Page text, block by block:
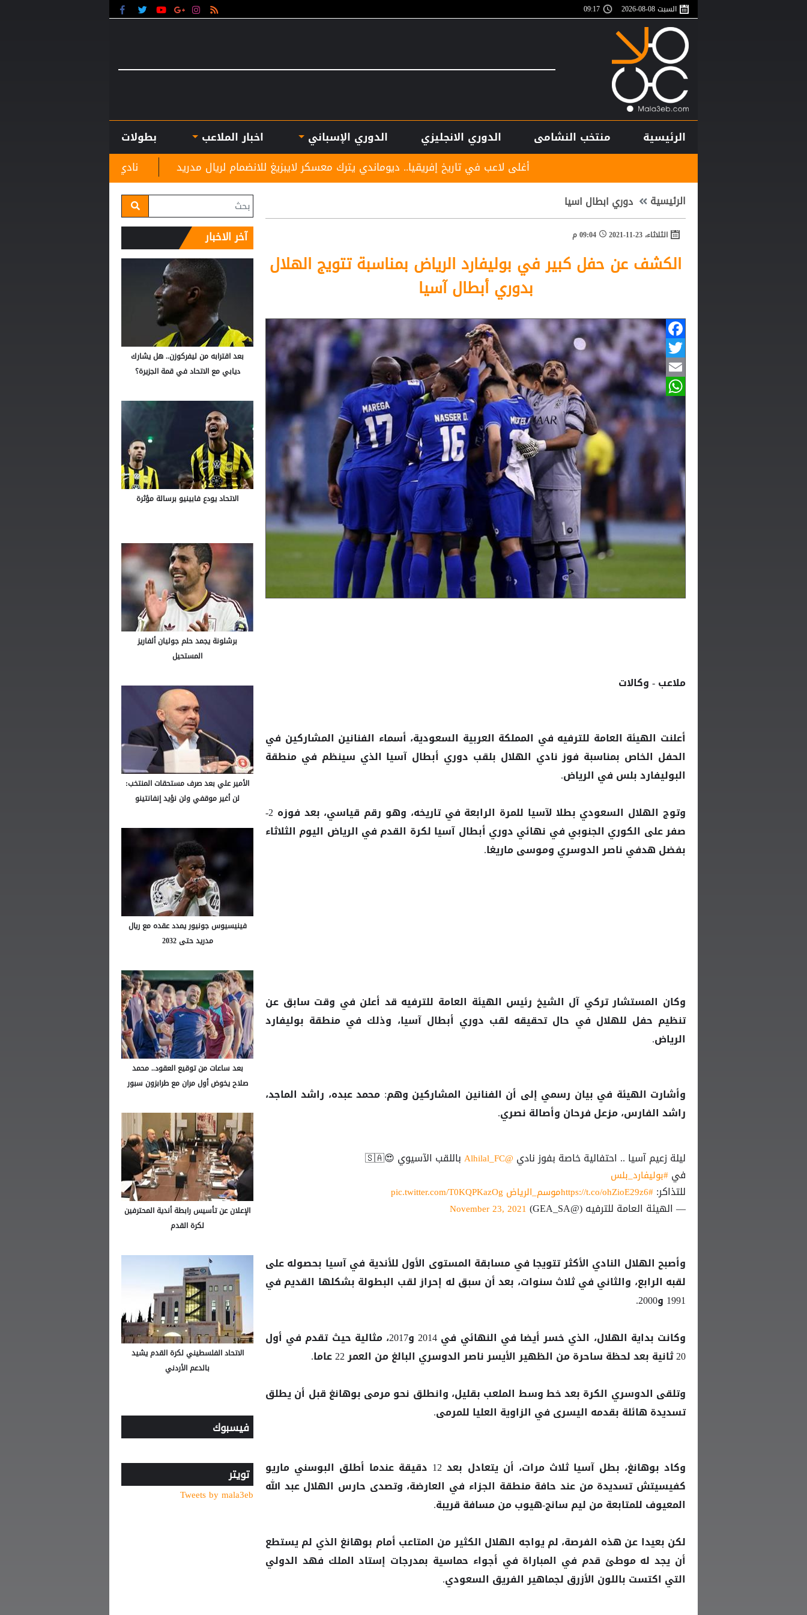
السبت 08-08-2026 09:17
الرئيسية منتخب النشامى الدوري الانجليزي الدوري الإسباني اخبار الملاعب
بطولات
نادي الرمثا يستقبل مدربه الجديد غاسانين
أغلى لاعب في تاريخ إفريقيا.. ديوماندي يترك معسكر لايبزيغ للانضمام لريال مدريد
الرئيسية دوري ابطال اسيا
الثلاثاء، 23-11-2021 09:04 م
الكشف عن حفل كبير في بوليفارد الرياض بمناسبة تتويج الهلال
بدوري أبطال آسيا
Facebook
Twitter
Email
WhatsApp
ملاعب - وكالات
أعلنت الهيئة العامة للترفيه في المملكة العربية السعودية، أسماء الفنانين المشاركين في
الحفل الخاص بمناسبة فوز نادي الهلال بلقب دوري أبطال آسيا الذي سينظم في منطقة
البوليفارد بلس في الرياض.
وتوج الهلال السعودي بطلا لآسيا للمرة الرابعة في تاريخه، وهو رقم قياسي، بعد فوزه 2-
صفر على الكوري الجنوبي في نهائي دوري أبطال آسيا لكرة القدم في الرياض اليوم الثلاثاء
بفضل هدفي ناصر الدوسري وموسى ماريغا.
وكان المستشار تركي آل الشيخ رئيس الهيئة العامة للترفيه قد أعلن في وقت سابق عن
تنظيم حفل للهلال في حال تحقيقه لقب دوري أبطال آسيا، وذلك في منطقة بوليفارد
الرياض.
وأشارت الهيئة في بيان رسمي إلى أن الفنانين المشاركين وهم: محمد عبده، راشد الماجد،
راشد الفارس، مزعل فرحان وأصالة نصري.
ليلة زعيم آسيا .. احتفالية خاصة بفوز نادي @Alhilal_FC
باللقب الآسيوي 😍🇸🇦
في #بوليفارد_بلس
للتذاكر: https://t.co/ohZioE29z6#موسم_الرياض pic.twitter.com/T0KQPKazOg
— الهيئة العامة للترفيه (@GEA_SA) November 23, 2021
وأصبح الهلال النادي الأكثر تتويجا في مسابقة المستوى الأول للأندية في آسيا بحصوله على
لقبه الرابع، والثاني في ثلاث سنوات، بعد أن سبق له إحراز لقب البطولة بشكلها القديم في
1991 و2000.
وكانت بداية الهلال، الذي خسر أيضا في النهائي في 2014 و2017، مثالية حيث تقدم في أول
20 ثانية بعد لحظة ساحرة من الظهير الأيسر ناصر الدوسري البالغ من العمر 22 عاما.
وتلقى الدوسري الكرة بعد خط وسط الملعب بقليل، وانطلق نحو مرمى بوهانغ قبل أن يطلق
تسديدة هائلة بقدمه اليسرى في الزاوية العليا للمرمى.
وكاد بوهانغ، بطل آسيا ثلاث مرات، أن يتعادل بعد 12 دقيقة عندما أطلق البوسني ماريو
كفيسيتش تسديدة من عند حافة منطقة الجزاء في العارضة، وتصدى حارس الهلال عبد الله
المعيوف للمتابعة من ليم سانج-هيوب من مسافة قريبة.
لكن بعيدا عن هذه الفرصة، لم يواجه الهلال الكثير من المتاعب أمام بوهانغ الذي لم يستطع
أن يجد له موطئ قدم في المباراة في أجواء حماسية بمدرجات إستاد الملك فهد الدولي
التي اكتست باللون الأزرق لجماهير الفريق السعودي.
آخر الاخبار
بعد اقترابه من ليفركوزن.. هل يشارك
ديابي مع الاتحاد في قمة الجزيرة؟
الاتحاد يودع فابينيو برسالة مؤثرة
برشلونة يجمد حلم جوليان ألفاريز
المستحيل
الأمير علي بعد صرف مستحقات المنتخب:
لن أغير موقفي ولن نؤيد إنفانتينو
فينيسيوس جونيور يمدد عقده مع ريال
مدريد حتى 2032
بعد ساعات من توقيع العقود.. محمد
صلاح يخوض أول مران مع طرابزون سبور
الإعلان عن تأسيس رابطة أندية المحترفين
لكرة القدم
الاتحاد الفلسطيني لكرة القدم يشيد
بالدعم الأردني
فيسبوك
تويتر
Tweets by mala3eb